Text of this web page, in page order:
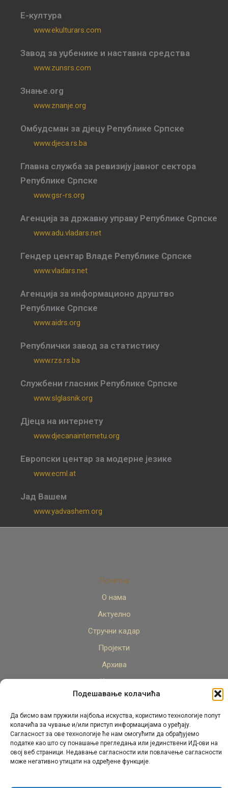
Подешавање колачића
Да бисмо вам пружили најбоља искуства, користимо технологије попут
колачића за чување и/или приступ информацијама о уређају.
Сагласност за ове технологије ће нам омогућити да обрађујемо
податке као што су понашање прегледања или јединствени ИД-ови на
овој веб страници. Недавање сагласности или повлачење сагласности
може негативно утицати на одређене функције.
Е-култура
www.ekulturars.com
Завод за уџбенике и наставна средства
www.zunsrs.com
Знање.org
www.znanje.org
Омбудсман за дјецу Републике Српске
www.djeca.rs.ba
Главна служба за ревизију јавног сектора
Републике Српске
www.gsr-rs.org
Агенција за државну управу Републике Српске
www.adu.vladars.net
Гендер центар Владе Републике Српске
www.vladars.net
Агенција за информационо друштво
Републике Српске
www.aidrs.org
Републички завод за статистику
www.rzs.rs.ba
Службени гласник Републике Српске
www.slglasnik.org
Дјеца на интернету
www.djecanainternetu.org
Европски центар за модерне језике
www.ecml.at
Јад Вашем
www.yadvashem.org
Почетна
О нама
Актуелно
Стручни кадар
Пројекти
Архива
Контакт
© Републички педагошки завод Републике Српске.